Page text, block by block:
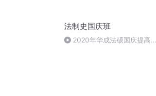
法制史国庆班
2020年华成法硕国庆提高班